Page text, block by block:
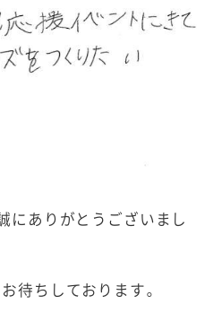
にありがとうございまし
待ちしております。